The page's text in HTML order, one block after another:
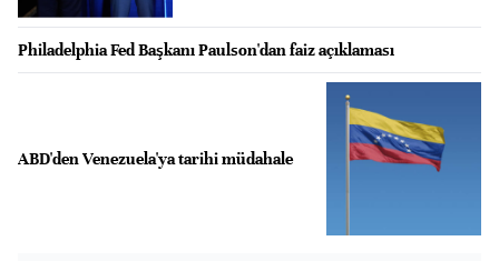
Philadelphia Fed Başkanı Paulson'dan faiz açıklaması
ABD'den Venezuela'ya tarihi müdahale